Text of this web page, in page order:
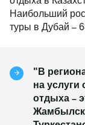
Наибольший
туры в Дубай –
"В
на услуги
отдыха –